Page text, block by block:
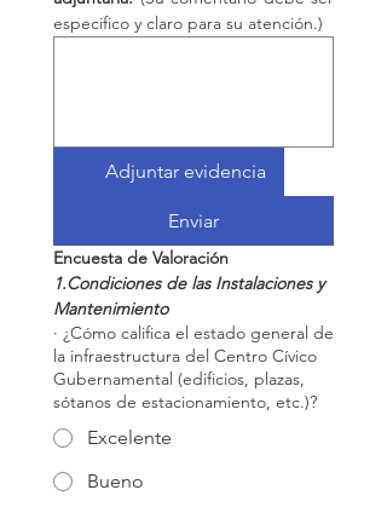
especifico y claro para su atención.)
Adjuntar evidencia
Enviar
Encuesta de Valoración
1.Condiciones de las Instalaciones y
Mantenimiento
· ¿Cómo califica el estado general de
la infraestructura del Centro Cívico
Gubernamental (edificios, plazas,
sótanos de estacionamiento, etc.)?
Excelente
Bueno